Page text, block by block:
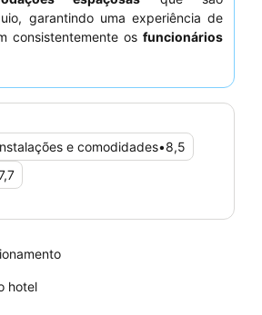
garantindo uma experiência de
consistentemente os funcionários
e comodidades•8,5
hotel